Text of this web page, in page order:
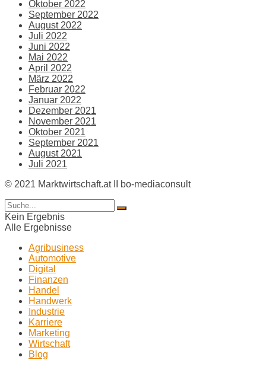
Oktober 2022
September 2022
August 2022
Juli 2022
Juni 2022
Mai 2022
April 2022
März 2022
Februar 2022
Januar 2022
Dezember 2021
November 2021
Oktober 2021
September 2021
August 2021
Juli 2021
© 2021 Marktwirtschaft.at II bo-mediaconsult
Kein Ergebnis
Alle Ergebnisse
Agribusiness
Automotive
Digital
Finanzen
Handel
Handwerk
Industrie
Karriere
Marketing
Wirtschaft
Blog